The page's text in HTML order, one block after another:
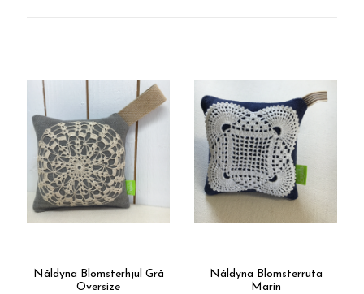
Nåldyna Blomsterhjul Grå
Oversize
Nåldyna Blomsterruta
Marin